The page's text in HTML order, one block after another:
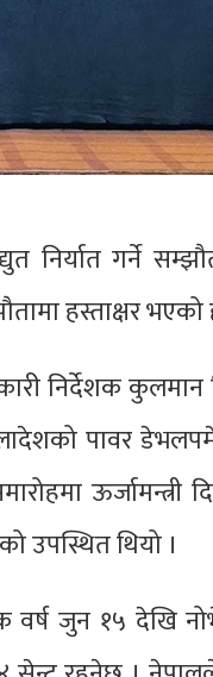
निर्यात गर्ने
हस्ताक्षर भएको
निर्देशक
पावर
उपस्थित थियो ।
वर्ष जुन १५ देखि